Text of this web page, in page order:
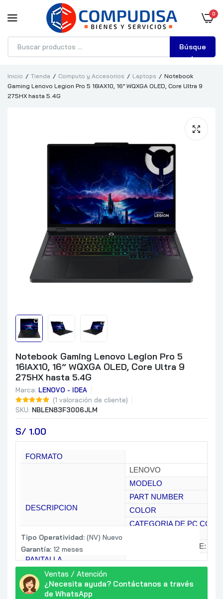
0
Búsque
da
Inicio Tienda Computo y Accesorios Laptops
Notebook
Gaming Lenovo Legion Pro 5 16IAX10, 16” WQXGA OLED, Core Ultra 9
275HX hasta 5.4G
Notebook Gaming Lenovo Legion Pro 5
16IAX10, 16” WQXGA OLED, Core Ultra 9
275HX hasta 5.4G
Marca: LENOVO - IDEA
(1 valoración de cliente)
SKU: NBLEN83F3006JLM
S/ 1.00
FORMATO
DESCRIPCION
LENOVO
MODELO
PART NUMBER
COLOR
CATEGORIA DE PC CON
MATERIAL DEL CASE:
PANTALLA
CARACTERISTICAS
ADICIONALES DE
PANTALLA
G-SYNC / LOW BLUE
Tipo Operatividad: (NV) Nuevo
Garantía: 12 meses
Ventas / Atención
¿Necesita ayuda? Contáctanos a través
de WhatsApp